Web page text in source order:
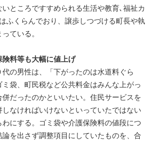
ところですすめられる生活や教育､福祉カ
ふくらんでおり、譲歩しつづける町長や執
ている。
険料等も大幅に値上げ
の男性は、「下がったのは水道料ぐら
袋、町民税など公共料金はみんな上がっ
だったのかといいたい。住民サービスを
なければいけないといっていたではない
にする。ゴミ袋や介護保険料の値段につ
を出さず調整項目にしていたものを、合